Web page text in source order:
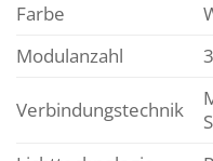
Farbe
Modulanzahl
3
Verbindungstechnik